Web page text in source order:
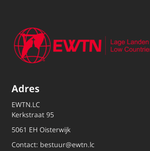
Adres
EWTN.LC
Kerkstraat 95
5061 EH Oisterwijk
Contact: bestuur@ewtn.lc